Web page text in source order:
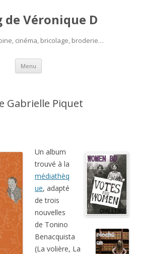
de Véronique D
cinéma, bricolage, broderie…
Menu Aller
contenu
Gabrielle Piquet
Un album
trouvé à la
médiathèq
ue, adapté
de trois
nouvelles
de Tonino
Benacquista
(La volière, La